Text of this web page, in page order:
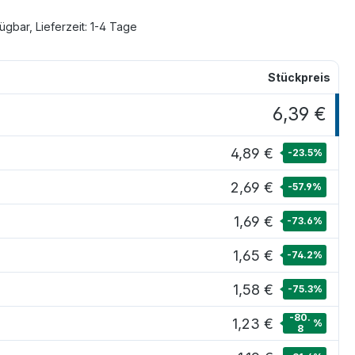
Lieferzeit: 1-4 Tage
Stückpreis
6,39 €
4,89 € -23.5%
2,69 € -57.9%
1,69 € -73.6%
1,65 € -74.2%
1,58 € -75.3%
1,23 €
-80.
8
%